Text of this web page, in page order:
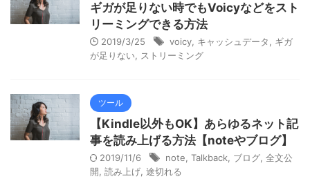
ギガが足りない時でもVoicyなどをスト
リーミングできる方法
2019/3/25 voicy キャッシュデータ
ギガ
が足りない
ストリーミング
ツール
【Kindle以外もOK】あらゆるネット記
事を読み上げる方法【noteやブログ】
2019/11/6 note Talkback ブログ 全文公
開 読み上げ 途切れる